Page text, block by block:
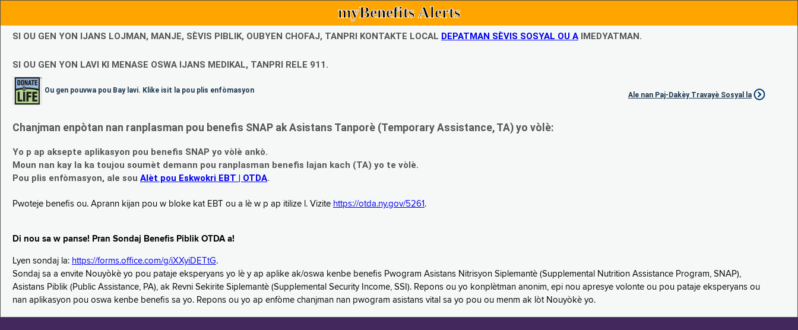
myBenefits Alerts
SI OU GEN YON IJANS LOJMAN, MANJE, SÈVIS PIBLIK, OUBYEN CHOFAJ, TANPRI KONTAKTE LOCAL DEPATMAN SÈVIS SOSYAL OU A IMEDYATMAN.
SI OU GEN YON LAVI KI MENASE OSWA IJANS MEDIKAL, TANPRI RELE 911.
Ou gen pouvwa pou Bay lavi. Klike isit la pou plis enfòmasyon
Ale nan Paj-Dakèy Travayè Sosyal la
Chanjman enpòtan nan ranplasman pou benefis SNAP ak Asistans Tanporè (Temporary Assistance, TA) yo vòlè:
Yo p ap aksepte aplikasyon pou benefis SNAP yo vòlè ankò.
Moun nan kay la ka toujou soumèt demann pou ranplasman benefis lajan kach (TA) yo te vòlè.
Pou plis enfòmasyon, ale sou Alèt pou Eskwokri EBT | OTDA.
Pwoteje benefis ou. Aprann kijan pou w bloke kat EBT ou a lè w p ap itilize l. Vizite https://otda.ny.gov/5261 .
Di nou sa w panse! Pran Sondaj Benefis Piblik OTDA a!
Lyen sondaj la: https://forms.office.com/g/iXXyiDETtG.
Sondaj sa a envite Nouyòkè yo pou pataje eksperyans yo lè y ap aplike ak/oswa kenbe benefis Pwogram Asistans Nitrisyon Siplemantè (Supplemental Nutrition Assistance Program, SNAP),
Asistans Piblik (Public Assistance, PA), ak Revni Sekirite Siplemantè (Supplemental Security Income, SSI). Repons ou yo konplètman anonim, epi nou apresye volonte ou pou pataje eksperyans ou
nan aplikasyon pou oswa kenbe benefis sa yo. Repons ou yo ap enfòme chanjman nan pwogram asistans vital sa yo pou ou menm ak lòt Nouyòkè yo.